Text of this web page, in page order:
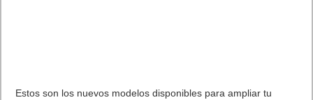
Estos son los nuevos modelos disponibles para ampliar tu